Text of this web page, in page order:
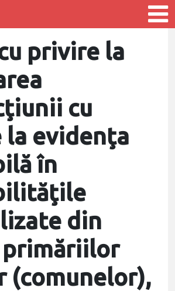
privire la
cu
la evidenţa
în
din
primăriilor
(comunelor),